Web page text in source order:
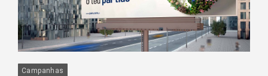
Campanhas